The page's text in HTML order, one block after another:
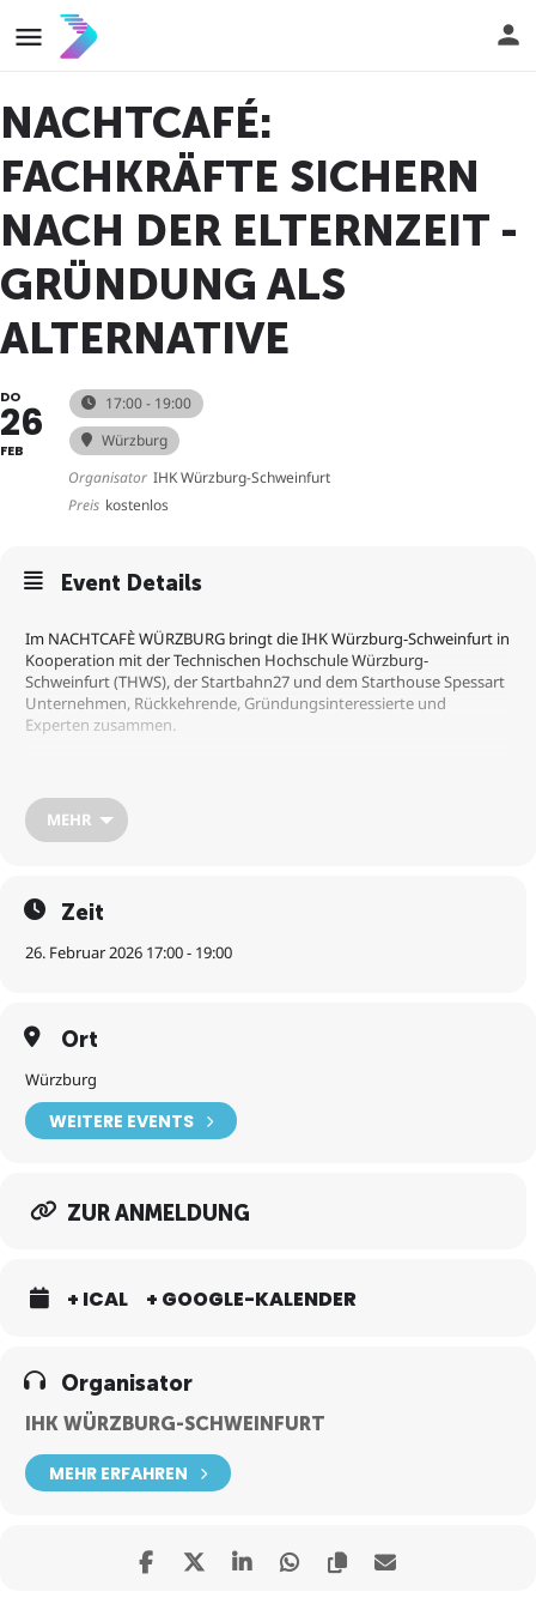
NACHTCAFÉ:
FACHKRÄFTE SICHERN
NACH DER ELTERNZEIT -
GRÜNDUNG ALS
ALTERNATIVE
DO
26
FEB
17:00 - 19:00
Würzburg
Organisator IHK Würzburg-Schweinfurt
Preis kostenlos
Event Details
Im NACHTCAFÈ WÜRZBURG bringt die IHK Würzburg-Schweinfurt in
Kooperation mit der Technischen Hochschule Würzburg-
Schweinfurt (THWS), der Startbahn27 und dem Starthouse Spessart
Unternehmen, Rückkehrende, Gründungsinteressierte und
Experten zusammen.
den Wiedereinstieg von Eltern unterstützen.
▪️Erhalte wertvolle Einblicke in die Gründung aus der Elternzeit – eine
zunehmend attraktive Option für Rückkehrende.
MEHR
Zeit
26. Februar 2026 17:00 - 19:00
Ort
Würzburg
WEITERE EVENTS
ZUR ANMELDUNG
+ ICAL + GOOGLE-KALENDER
Organisator
IHK WÜRZBURG-SCHWEINFURT
MEHR ERFAHREN